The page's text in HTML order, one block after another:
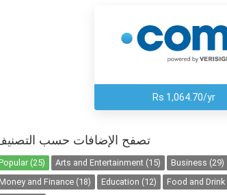
Rs 1,064.70/yr
تصفح الإضافات حسب
(25) Arts and Entertainment (15) Business (29)
Money and Finance (18)
Education (12) Food and Drink